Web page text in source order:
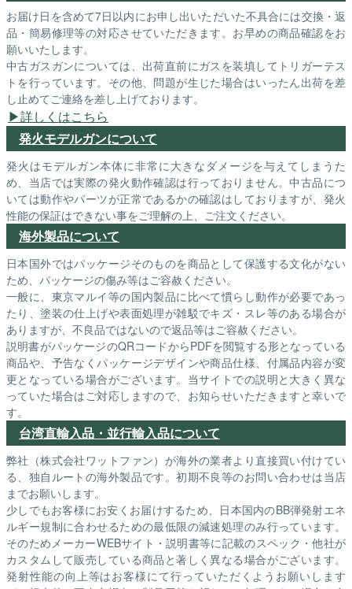
お届け日を含めて7日以内にお申し出いただいた不具合には交換・返
品・簡易修理等の対応させていただきます。お早めの商品確認をお
願いいたします。
中古ガスガンについては、出荷直前にガスを装填してトリガーテス
トを行っています。その他、問題が生じた場合はいったん出荷を差
し止めてご連絡を差し上げております。
詳しくはこちら
発火モデルガンについて
発火はモデルガン本体に非常に大きなダメージを与えてしまうた
め、当店では実際の発火動作確認は行っておりません。中古品につ
いては動作やパーツが正常であるかの確認はしておりますが、発火
性能の保証はできない事をご理解の上、ご注文ください。
海外製品について
日本国外ではパッケージそのものを商品として保護する文化がない
ため、パッケージの傷み等はご容赦ください。
一般に、東京マルイ等の国内製品に比べて慣らし動作が必要であっ
たり、塗装の仕上げや表面処理が雑駁でキズ・スレ等のある場合が
ありますが、不良品ではないので返品等はご容赦ください。
説明書がパッケージのQRコードからPDFを閲覧する形となっている
商品や、予告なくパッケージデザインや商品仕様、付属品内容が変
更となっている場合がございます。当サイトでの説明と大きく異な
っていた場合はご対応しますので、お知らせいただきますと幸いで
す。
台湾直輸入品・並行輸入品について
弊社（株式会社ワットファン）が海外の業者より直接買い付けてい
る、独自ルートの海外製品です。初期不良等のお問い合わせは当店
までお願いします。
少しでもお客様にお安くお届けするため、日本国内のBB弾発射エネ
ルギー規制に合わせるための最低限の減速処理のみ行っています。
そのためメーカーWEBサイト・説明書等に記載のスペック・他社が
カスタムして販売している商品と著しく異なる場合がございます。
発射性能の向上等はお客様にて行っていただくようお願いします